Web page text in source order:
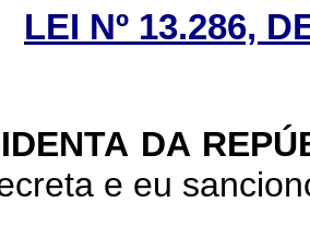
LEI Nº 13.286,
DA
e eu